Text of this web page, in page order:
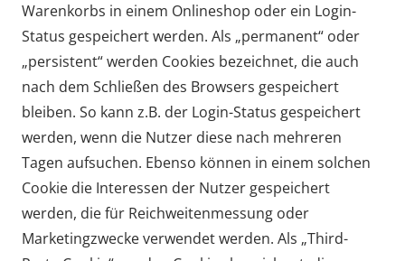
Warenkorbs in einem Onlineshop oder ein Login-
Status gespeichert werden. Als „permanent“ oder
„persistent“ werden Cookies bezeichnet, die auch
nach dem Schließen des Browsers gespeichert
bleiben. So kann z.B. der Login-Status gespeichert
werden, wenn die Nutzer diese nach mehreren
Tagen aufsuchen. Ebenso können in einem solchen
Cookie die Interessen der Nutzer gespeichert
werden, die für Reichweitenmessung oder
Marketingzwecke verwendet werden. Als „Third-